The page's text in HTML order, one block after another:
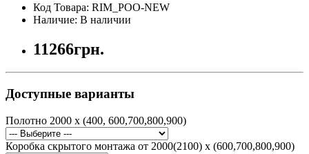
Код Товара: RIM_POO-NEW
Наличие: В наличии
11266грн.
Доступные варианты
Полотно 2000 х (400, 600,700,800,900)
Коробка скрытого монтажа от 2000(2100) х (600,700,800,900)